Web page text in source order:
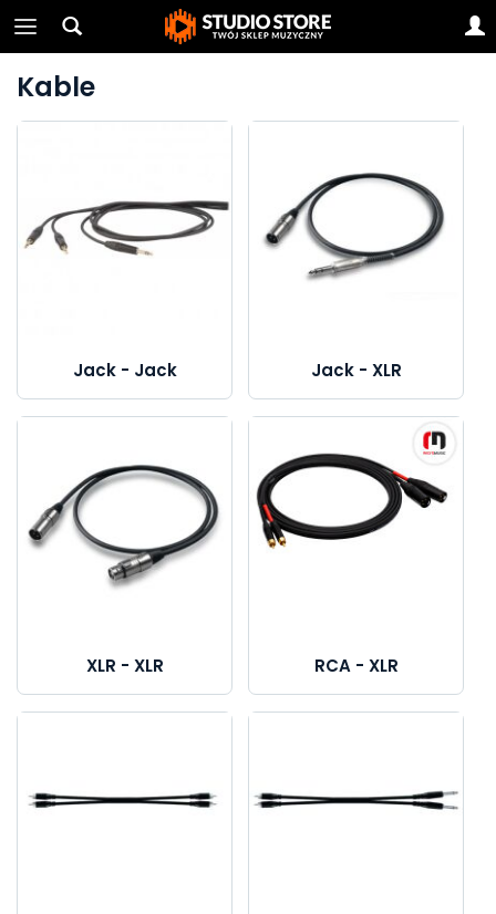
Kable
Jack - Jack Jack - XLR
XLR - XLR RCA - XLR